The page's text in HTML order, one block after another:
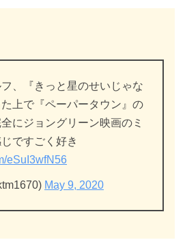
、『きっと星のせいじゃな
上で『ペーパータウン』の
にジョングリーン映画のミ
ですごく好き
eSuI3wfN56
May 9, 2020